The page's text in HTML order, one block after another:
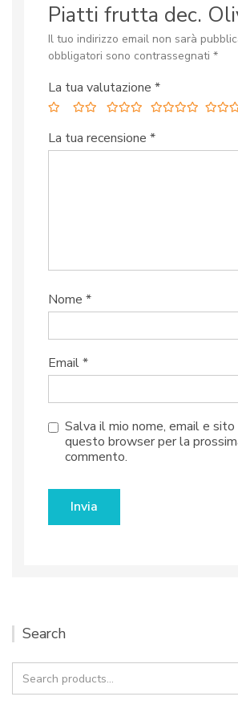
Piatti frutta dec.
Il tuo indirizzo email non sarà
obbligatori sono contrassegnati *
La tua valutazione *
La tua recensione *
Nome *
Email*
Salva il mio nome, email e
questo browser per la
commento.
Search
Search
for: